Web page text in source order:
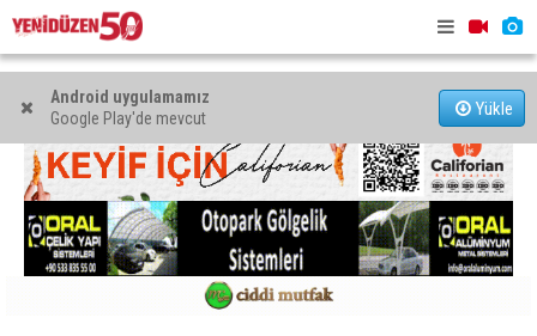
Android uygulamamız
Google Play'de mevcut
Yükle